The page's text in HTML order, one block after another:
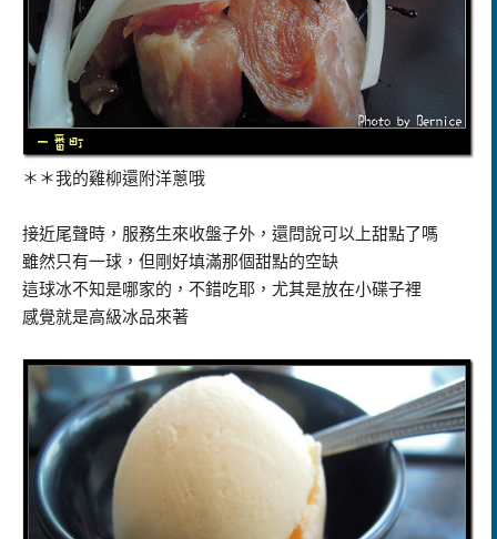
＊＊我的雞柳還附洋蔥哦
接近尾聲時，服務生來收盤子外，還問說可以上甜點了嗎
雖然只有一球，但剛好填滿那個甜點的空缺
這球冰不知是哪家的，不錯吃耶，尤其是放在小碟子裡
感覺就是高級冰品來著